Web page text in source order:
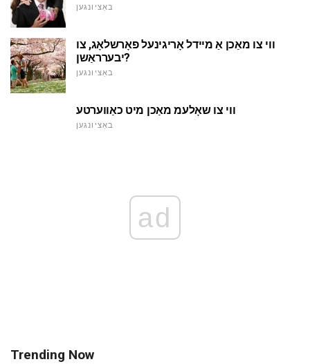
באַציונגען
ווי צו מאַכן אַ מיידל אָריגינעל פאָרשלאָג, צו
יבערראַשן?
באַציונגען
ווי צו שאָלעמ מאַכן מיט כאַווערטע
באַציונגען
ad
Trending Now